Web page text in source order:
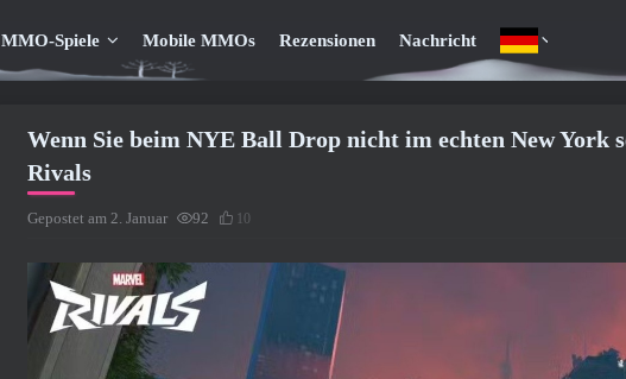
MMO-Spiele Mobile MMOs Rezensionen Nachricht
Wenn Sie beim NYE Ball Drop nicht im echten New York
Rivals
Gepostet am 2. Januar 92 10